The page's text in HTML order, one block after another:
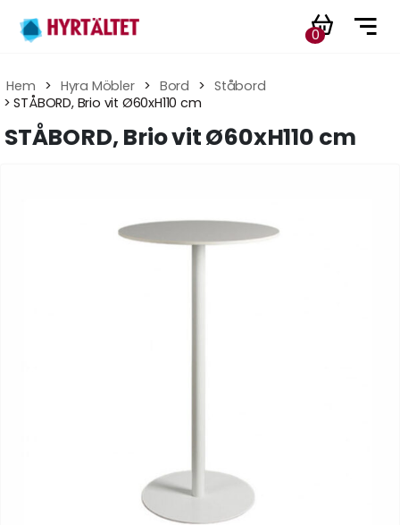
0
Hem > Hyra Möbler > Bord > Ståbord
> STÅBORD, Brio vit Ø60xH110 cm
STÅBORD, Brio vit Ø60xH110 cm